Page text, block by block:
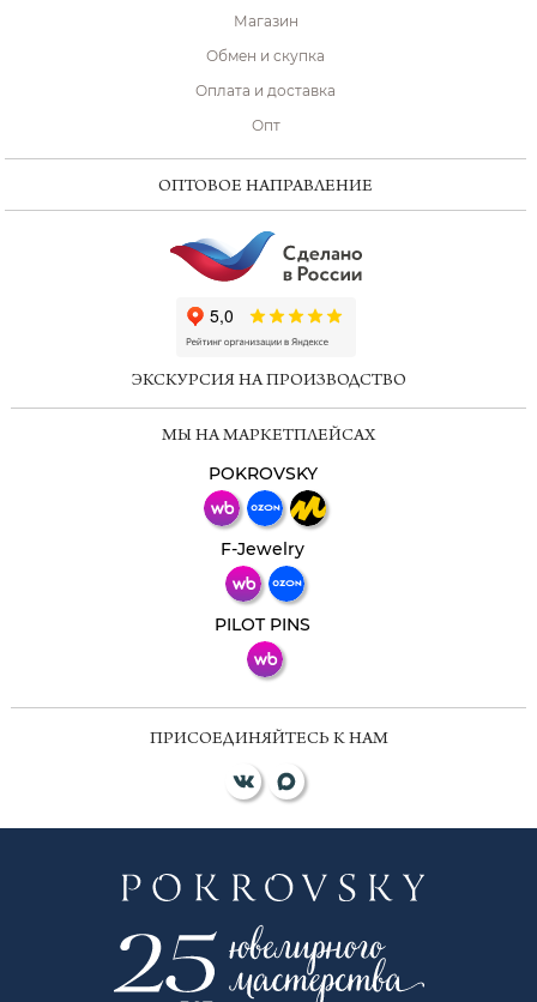
Магазин
Обмен и скупка
Оплата и доставка
Опт
ОПТОВОЕ НАПРАВЛЕНИЕ
ЭКСКУРСИЯ НА ПРОИЗВОДСТВО
МЫ НА МАРКЕТПЛЕЙСАХ
POKROVSKY
F-Jewelry
PILOT PINS
ПРИСОЕДИНЯЙТЕСЬ К НАМ